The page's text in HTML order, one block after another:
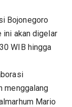
Bojonegoro
ini akan digelar
WIB hingga
menggalang
Mario